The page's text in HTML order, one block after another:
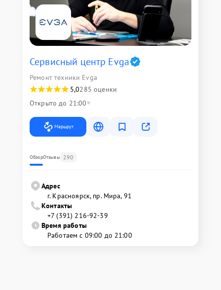
Сервисный центр Evga
Ремонт техники Evga
5,0285 оценки
Открыто до 21:00
Маршрут
ОбзорОтзывы 290
Адрес
г. Красноярск, ​пр. Мира, 91
Контакты
+7 (391) 216-92-39
Время работы
Работаем с 09:00 до 21:00